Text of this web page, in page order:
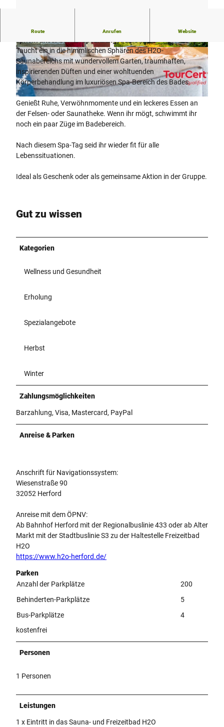
© Freizeiteinrichtungen Stadtwerke Herford GmbH - D.Ketz | CC-BY-SA
© Stadtwerke Herford GmbH, D. Ketz |
CC-BY-SA
© Stadtwerke Herford GmbH, D. Ketz |
CC-BY-SA
Route Anrufen Website
Rundum wohlfühlen, Körper und Geist verwöhnen, das ver-
Taucht ein in die himmlischen Sphären des H2O-
Saunabereichs mit wundervollem Garten, traumhaften,
inspirierenden Düften und einer wohltuenden
Körperbehandlung im luxuriösen Spa-Bereich des Bades.
Genießt Ruhe, Verwöhnmomente und ein leckeres Essen an
der Felsen- oder Saunatheke. Wenn ihr mögt, schwimmt ihr
noch ein paar Züge im Badebereich.
Nach diesem Spa-Tag seid ihr wieder fit für alle
Lebenssituationen.
Ideal als Geschenk oder als gemeinsame Aktion in der Gruppe.
Gut zu wissen
Kategorien
Wellness und Gesundheit
Erholung
Spezialangebote
Herbst
Winter
Zahlungsmöglichkeiten
Barzahlung, Visa, Mastercard, PayPal
Anreise & Parken
Anschrift für Navigationssystem:
Wiesenstraße 90
32052 Herford
Anreise mit dem ÖPNV:
Ab Bahnhof Herford mit der Regionalbuslinie 433 oder ab Alter
Markt mit der Stadtbuslinie S3 zu der Haltestelle Freizeitbad
H2O
https://www.h2o-herford.de/
Parken
Anzahl der Parkplätze
200
Behinderten-Parkplätze
5
Bus-Parkplätze
4
kostenfrei
Personen
1 Personen
Leistungen
1 x Eintritt in das Sauna- und Freizeitbad H2O